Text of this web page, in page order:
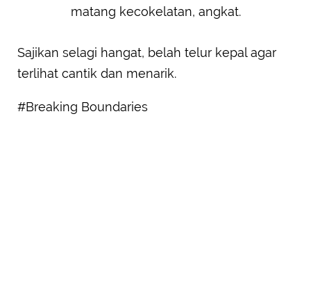
matang kecokelatan, angkat.
Sajikan selagi hangat, belah telur kepal agar
terlihat cantik dan menarik.
#Breaking Boundaries